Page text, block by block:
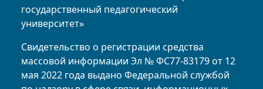
государственный педагогический
университет»
Свидетельство о регистрации средства
массовой информации Эл № ФС77-83179 от 12
мая 2022 года выдано Федеральной службой